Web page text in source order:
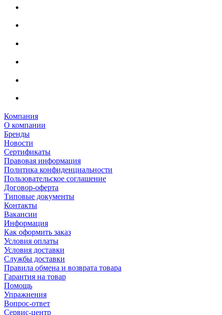
Компания
О компании
Бренды
Новости
Сертификаты
Правовая информация
Политика конфиденциальности
Пользовательское соглашение
Договор-оферта
Типовые документы
Контакты
Вакансии
Информация
Как оформить заказ
Условия оплаты
Условия доставки
Службы доставки
Правила обмена и возврата товара
Гарантия на товар
Помощь
Упражнения
Вопрос-ответ
Сервис-центр